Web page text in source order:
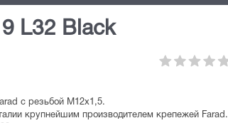
L32 Black
с резьбой М12х1,5.
крупнейшим производителем крепежей Farad.